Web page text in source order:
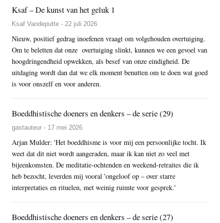
Ksaf – De kunst van het geluk 1
Ksaf Vandeputte - 22 juli 2026
Nieuw, positief gedrag inoefenen vraagt om volgehouden overtuiging.
Om te beletten dat onze overtuiging slinkt, kunnen we een gevoel van
hoogdringendheid opwekken, als besef van onze eindigheid. De
uitdaging wordt dan dat we elk moment benutten om te doen wat goed
is voor onszelf en voor anderen.
Boeddhistische doeners en denkers – de serie (29)
gastauteur - 17 mei 2026
Arjan Mulder: 'Het boeddhisme is voor mij een persoonlijke tocht. Ik
weet dat dit niet wordt aangeraden, maar ik kan niet zo veel met
bijeenkomsten. De meditatie-ochtenden en weekend-retraites die ik
heb bezocht, leverden mij vooral 'ongeloof op – over starre
interpretaties en rituelen, met weinig ruimte voor gesprek.'
Boeddhistische doeners en denkers – de serie (27)